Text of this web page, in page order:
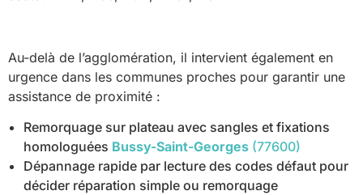
Au-delà de l’agglomération, il intervient également en
urgence dans les communes proches pour garantir une
assistance de proximité :
Remorquage sur plateau avec sangles et fixations
homologuées Bussy-Saint-Georges (77600)
Dépannage rapide par lecture des codes défaut pour
décider réparation simple ou remorquage